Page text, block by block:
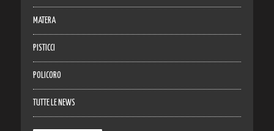
MATERA
PISTICCI
POLICORO
TUTTE LE NEWS